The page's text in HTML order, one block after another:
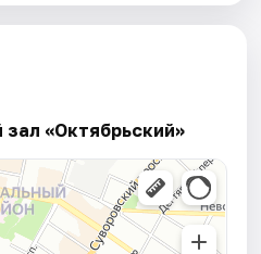
«Октябрьский»